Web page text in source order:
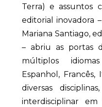
Terra) e assuntos
editorial inovadora
Mariana Santiago,
– abriu as portas
múltiplos
Espanhol,
diversas
interdisciplinar